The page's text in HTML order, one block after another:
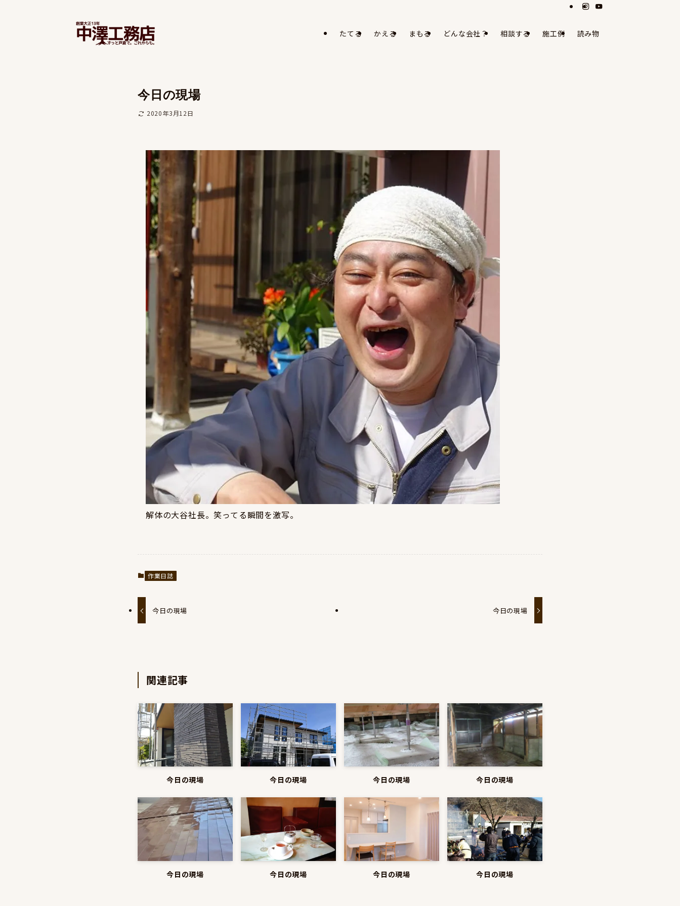
たてる かえる まもる どんな会社？ 相談する 施工例 読み物
今日の現場
2020年3月12日
解体の大谷社長。笑ってる瞬間を激写。
作業日誌
今日の現場 今日の現場
関連記事
今日の現場 今日の現場 今日の現場 今日の現場
今日の現場 今日の現場 今日の現場 今日の現場